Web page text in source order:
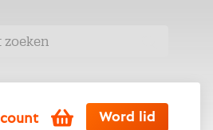
Winkelwagen
Word lid